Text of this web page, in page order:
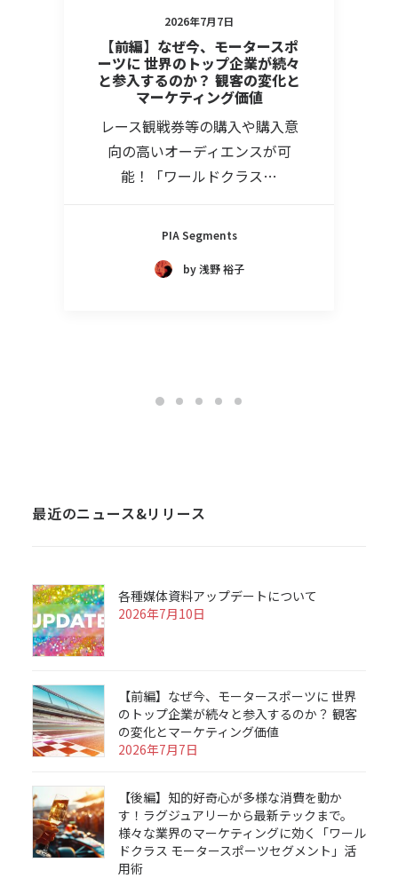
2026年7月7日
【前編】なぜ今、モータースポ
ーツに 世界のトップ企業が続々
と参入するのか？ 観客の変化と
マーケティング価値
レース観戦券等の購入や購入意
向の高いオーディエンスが可
能！「ワールドクラス…
PIA Segments
by 浅野 裕子
最近のニュース&リリース
各種媒体資料アップデートについて
2026年7月10日
【前編】なぜ今、モータースポーツに 世界
のトップ企業が続々と参入するのか？ 観客
の変化とマーケティング価値
2026年7月7日
【後編】知的好奇心が多様な消費を動か
す！ラグジュアリーから最新テックまで。
様々な業界のマーケティングに効く「ワール
ドクラス モータースポーツセグメント」活
用術